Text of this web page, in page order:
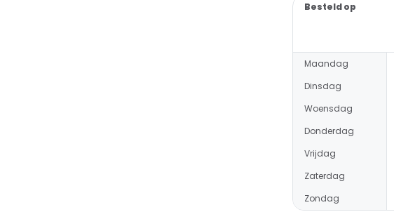
Besteld op
Maandag
Dinsdag
Woensdag
Donderdag
Vrijdag
Zaterdag
Zondag